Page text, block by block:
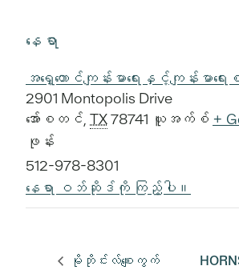
နေရာ
အရှေ့တောင်ကျန်းမာရေးနှင့်ကျန်းမာရေ
2901 Montopolis Drive
အော်စတင်, TX78741 ယူအက်စ် +
ဖုန်း
512-978-8301
နေရာ ဝဘ်ဆိုဒ်ကို ကြည့်ပါ။
မိုဘိုင်းလ်စျေးကွက်